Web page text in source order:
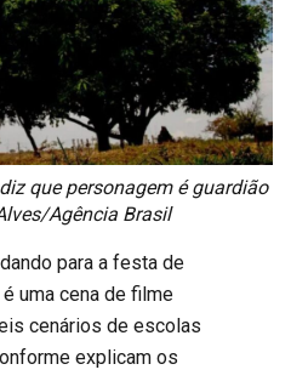
que personagem é guardião
Agência Brasil
para a festa de
uma cena de filme
cenários de escolas
explicam os